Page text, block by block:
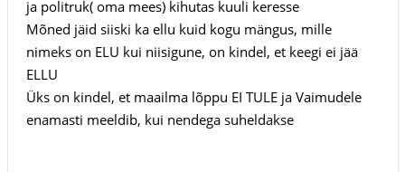
ja politruk( oma mees) kihutas kuuli keresse
Mõned jäid siiski ka ellu kuid kogu mängus, mille
nimeks on ELU kui niisigune, on kindel, et keegi ei jää
ELLU
Üks on kindel, et maailma lõppu EI TULE ja Vaimudele
enamasti meeldib, kui nendega suheldakse